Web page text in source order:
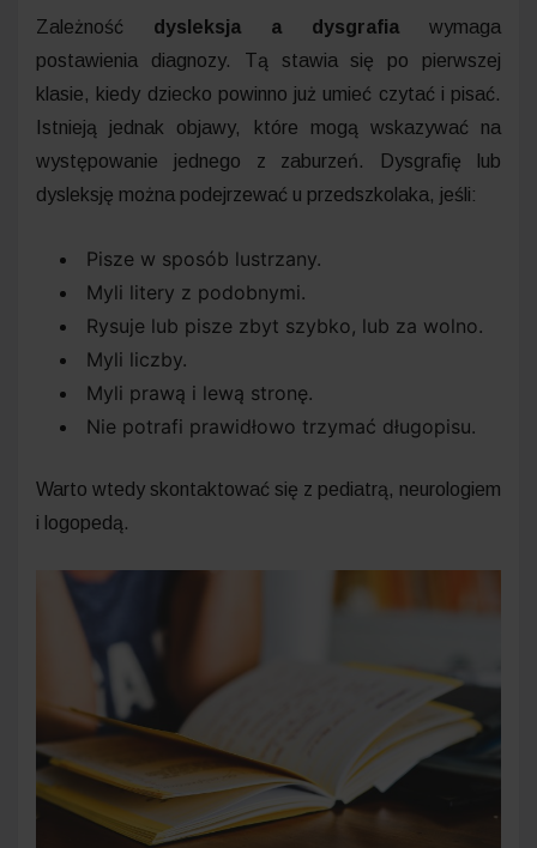
Zależność dysleksja a dysgrafia wymaga
postawienia diagnozy. Tą stawia się po pierwszej
klasie, kiedy dziecko powinno już umieć czytać i pisać.
Istnieją jednak objawy, które mogą wskazywać na
występowanie jednego z zaburzeń. Dysgrafię lub
dysleksję można podejrzewać u przedszkolaka, jeśli:
Pisze w sposób lustrzany.
Myli litery z podobnymi.
Rysuje lub pisze zbyt szybko, lub za wolno.
Myli liczby.
Myli prawą i lewą stronę.
Nie potrafi prawidłowo trzymać długopisu.
Warto wtedy skontaktować się z pediatrą, neurologiem
i logopedą.